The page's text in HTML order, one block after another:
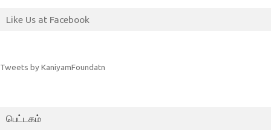
Like Us at Facebook
Tweets by KaniyamFoundatn
பெட்டகம்